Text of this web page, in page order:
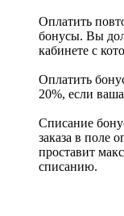
Оплатить
бонусы. Вы
кабинете с
Оплатить
20%, если
Списание
заказа в поле
проставит
списанию.